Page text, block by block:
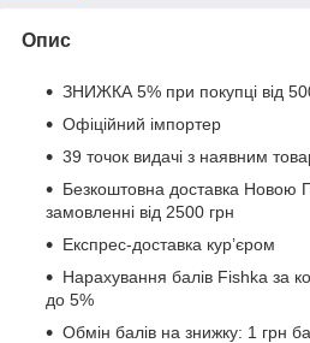
Опис
ЗНИЖКА 5% при покупці від
Офіційний імпортер
39 точок видачі з наявним
Безкоштовна доставка Новою
замовленні від 2500 грн
Експрес-доставка кур’єром
Нарахування балів Fishka за
до 5%
Обмін балів на знижку: 1 грн